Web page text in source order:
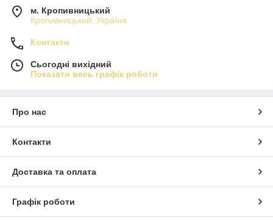
м. Кропивницький
Кропивницький, Україна
Контакти
Сьогодні вихідний
Показати весь графік роботи
Про нас
Контакти
Доставка та оплата
Графік роботи